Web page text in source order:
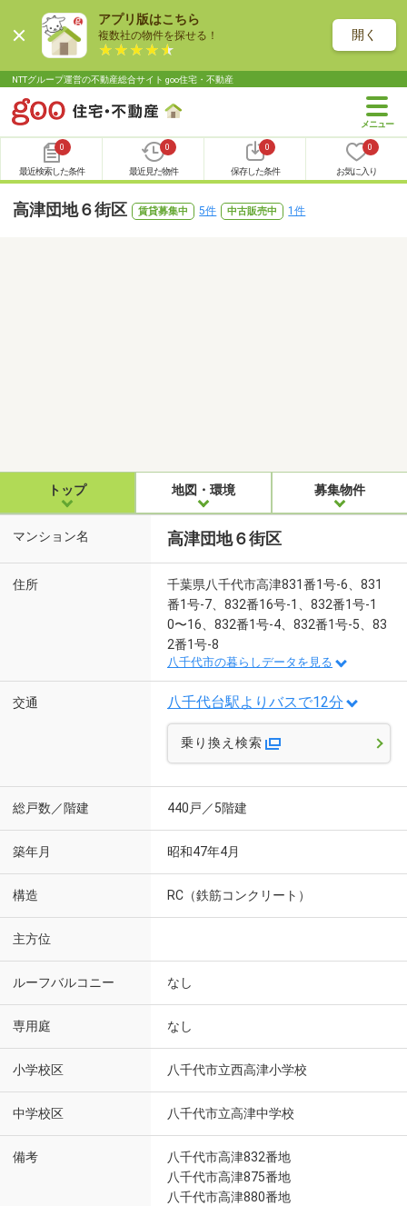
アプリ版はこちら
複数社の物件を探せる！ 開く
NTTグループ運営の不動産総合サイト goo住宅・不動産
0
最近検索した条件
0
最近見た物件
0
保存した条件
0
お気に入り
高津団地６街区 賃貸募集中 5件 中古販売中 1件
トップ 地図・環境 募集物件
マンション名 高津団地６街区
住所
千葉県八千代市高津831番1号-6、831
番1号-7、832番16号-1、832番1号-1
0〜16、832番1号-4、832番1号-5、83
2番1号-8
八千代市の暮らしデータを見る
交通 八千代台駅よりバスで12分
乗り換え検索
総戸数／階建 440戸／5階建
築年月 昭和47年4月
構造 RC（鉄筋コンクリート）
主方位
ルーフバルコニー なし
専用庭 なし
小学校区 八千代市立西高津小学校
中学校区 八千代市立高津中学校
備考
八千代市高津832番地
八千代市高津875番地
八千代市高津880番地